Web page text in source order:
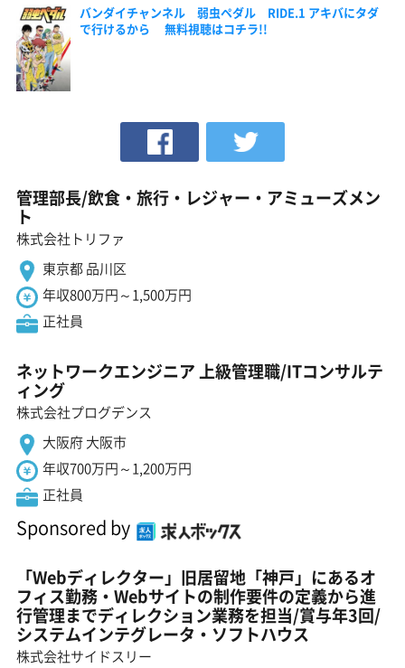
バンダイチャンネル 弱虫ペダル RIDE.1 アキバにタダ
で行けるから 無料視聴はコチラ!!
管理部長/飲食・旅行・レジャー・アミューズメン
ト
株式会社トリファ
東京都 品川区
年収800万円～1,500万円
正社員
ネットワークエンジニア 上級管理職/ITコンサルテ
ィング
株式会社プログデンス
大阪府 大阪市
年収700万円～1,200万円
正社員
Sponsored by
「Webディレクター」旧居留地「神戸」にあるオ
フィス勤務・Webサイトの制作要件の定義から進
行管理までディレクション業務を担当/賞与年3回/
システムインテグレータ・ソフトハウス
株式会社サイドスリー